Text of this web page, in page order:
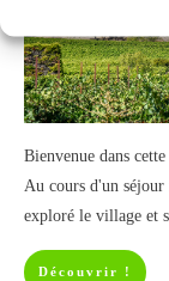
Bienvenue dans
Au cours d'un
exploré le village et
Découvrir !